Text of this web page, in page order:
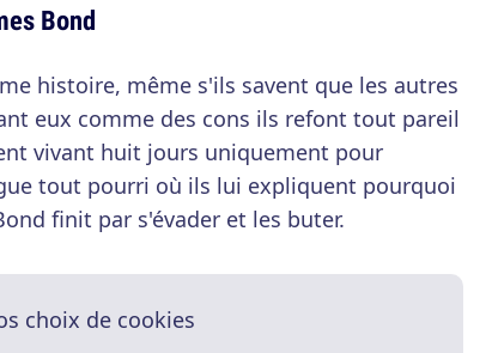
Bond
histoire, même s'ils savent que les autres
eux comme des cons ils refont tout pareil
vivant huit jours uniquement pour
tout pourri où ils lui expliquent pourquoi
finit par s'évader et les buter.
choix de cookies